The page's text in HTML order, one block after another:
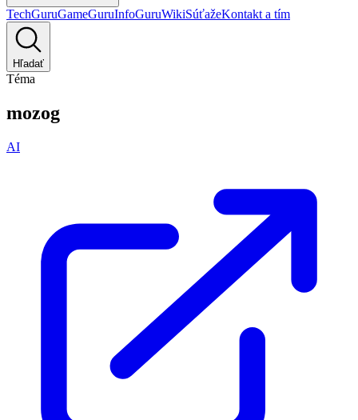
TechGuruGameGuruInfoGuruWikiSúťažeKontakt a tím
Hľadať
Téma
mozog
AI